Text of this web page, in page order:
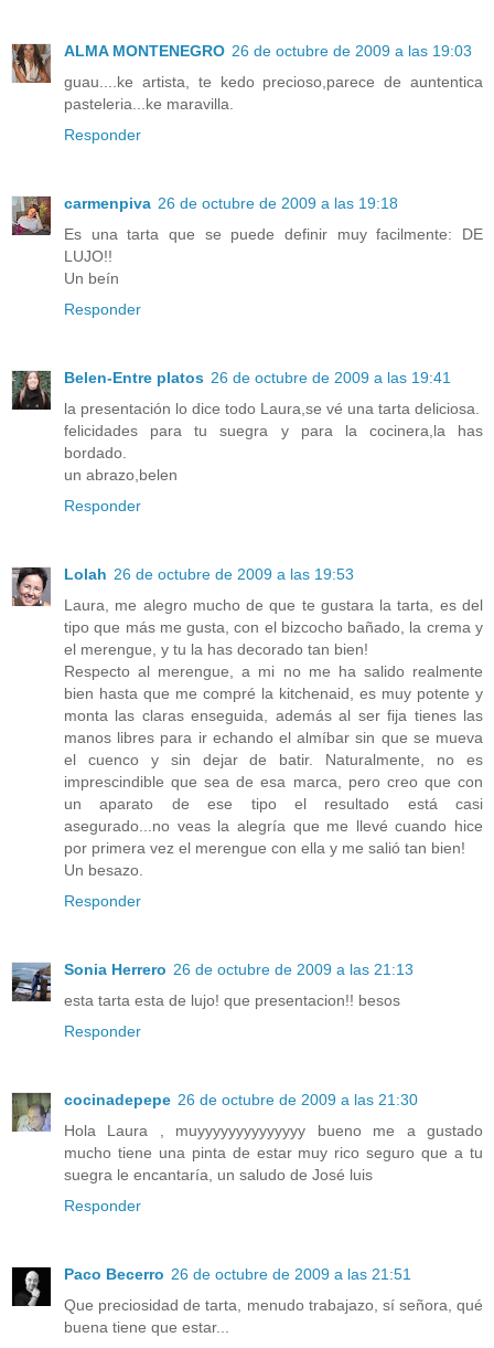
ALMA MONTENEGRO 26 de octubre de 2009 a las 19:03
guau....ke artista, te kedo precioso,parece de auntentica
pasteleria...ke maravilla.
Responder
carmenpiva 26 de octubre de 2009 a las 19:18
Es una tarta que se puede definir muy facilmente: DE
LUJO!!
Un beín
Responder
Belen-Entre platos 26 de octubre de 2009 a las 19:41
la presentación lo dice todo Laura,se vé una tarta deliciosa.
felicidades para tu suegra y para la cocinera,la has
bordado.
un abrazo,belen
Responder
Lolah 26 de octubre de 2009 a las 19:53
Laura, me alegro mucho de que te gustara la tarta, es del
tipo que más me gusta, con el bizcocho bañado, la crema y
el merengue, y tu la has decorado tan bien!
Respecto al merengue, a mi no me ha salido realmente
bien hasta que me compré la kitchenaid, es muy potente y
monta las claras enseguida, además al ser fija tienes las
manos libres para ir echando el almíbar sin que se mueva
el cuenco y sin dejar de batir. Naturalmente, no es
imprescindible que sea de esa marca, pero creo que con
un aparato de ese tipo el resultado está casi
asegurado...no veas la alegría que me llevé cuando hice
por primera vez el merengue con ella y me salió tan bien!
Un besazo.
Responder
Sonia Herrero 26 de octubre de 2009 a las 21:13
esta tarta esta de lujo! que presentacion!! besos
Responder
cocinadepepe 26 de octubre de 2009 a las 21:30
Hola Laura , muyyyyyyyyyyyyyy bueno me a gustado
mucho tiene una pinta de estar muy rico seguro que a tu
suegra le encantaría, un saludo de José luis
Responder
Paco Becerro 26 de octubre de 2009 a las 21:51
Que preciosidad de tarta, menudo trabajazo, sí señora, qué
buena tiene que estar...